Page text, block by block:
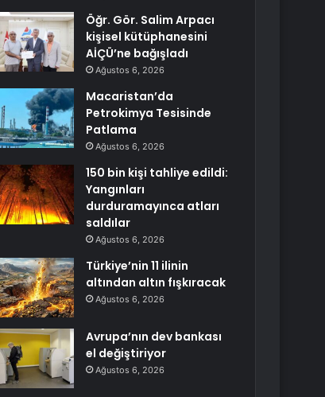
Öğr. Gör. Salim Arpacı
kişisel kütüphanesini
AİÇÜ’ne bağışladı
Ağustos 6, 2026
Macaristan’da
Petrokimya Tesisinde
Patlama
Ağustos 6, 2026
150 bin kişi tahliye edildi:
Yangınları
durduramayınca atları
saldılar
Ağustos 6, 2026
Türkiye’nin 11 ilinin
altından altın fışkıracak
Ağustos 6, 2026
Avrupa’nın dev bankası
el değiştiriyor
Ağustos 6, 2026